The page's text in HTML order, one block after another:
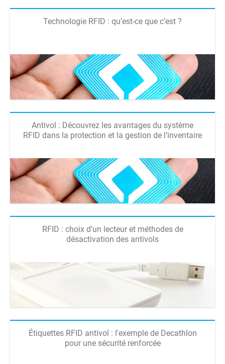
Technologie RFID : qu’est-ce que c’est ?
Antivol : Découvrez les avantages du système
RFID dans la protection et la gestion de l’inventaire
RFID : choix d’un lecteur et méthodes de
désactivation des antivols
Étiquettes RFID antivol : l'exemple de Decathlon
pour une sécurité renforcée